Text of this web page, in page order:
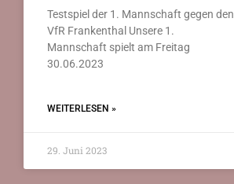
Testspiel der 1. Mannschaft gegen den
VfR Frankenthal Unsere 1.
Mannschaft spielt am Freitag
30.06.2023
WEITERLESEN »
29. Juni 2023